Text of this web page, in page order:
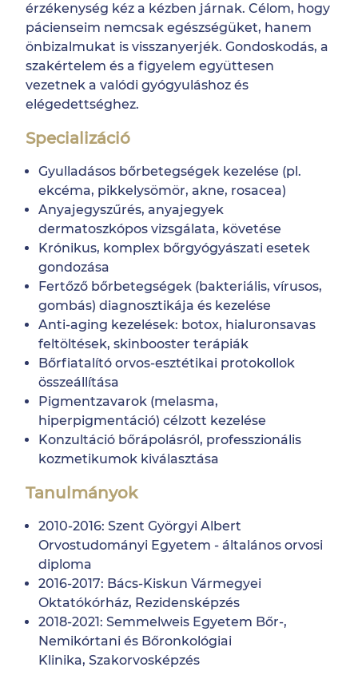
érzékenység kéz a kézben járnak. Célom, hogy
pácienseim nemcsak egészségüket, hanem
önbizalmukat is visszanyerjék. Gondoskodás, a
szakértelem és a figyelem együttesen
vezetnek a valódi gyógyuláshoz és
elégedettséghez.
Specializáció
Gyulladásos bőrbetegségek kezelése (pl.
ekcéma, pikkelysömör, akne, rosacea)
Anyajegyszűrés, anyajegyek
dermatoszkópos vizsgálata, követése
Krónikus, komplex bőrgyógyászati esetek
gondozása
Fertőző bőrbetegségek (bakteriális, vírusos,
gombás) diagnosztikája és kezelése
Anti-aging kezelések: botox, hialuronsavas
feltöltések, skinbooster terápiák
Bőrfiatalító orvos-esztétikai protokollok
összeállítása
Pigmentzavarok (melasma,
hiperpigmentáció) célzott kezelése
Konzultáció bőrápolásról, professzionális
kozmetikumok kiválasztása
Tanulmányok
2010-2016: Szent Györgyi Albert
Orvostudományi Egyetem - általános orvosi
diploma
2016-2017: Bács-Kiskun Vármegyei
Oktatókórház, Rezidensképzés
2018-2021: Semmelweis Egyetem Bőr-,
Nemikórtani és Bőronkológiai
Klinika, Szakorvosképzés